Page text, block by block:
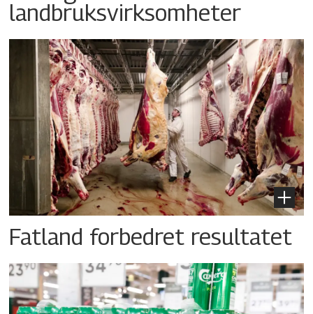
landbruksvirksomheter
Fatland forbedret resultatet